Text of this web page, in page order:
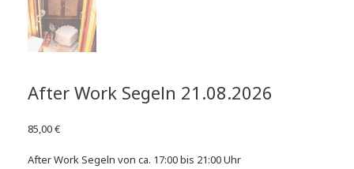
After Work Segeln 21.08.2026
85,00€
After Work Segeln von ca. 17:00 bis 21:00 Uhr